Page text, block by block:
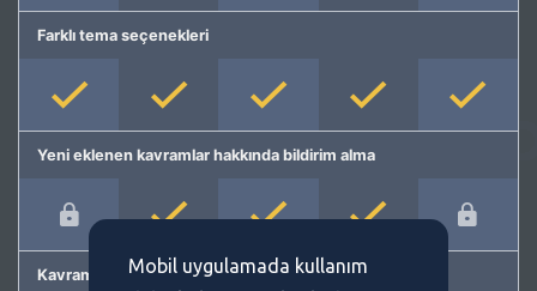
Farklı tema seçenekleri
Yeni eklenen kavramlar hakkında bildirim alma
Kavram önermeMobil uygulamada kullanım